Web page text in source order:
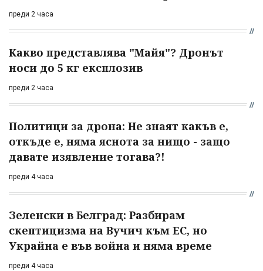
преди 2 часа
Какво представлява "Майя"? Дронът
носи до 5 кг експлозив
преди 2 часа
Политици за дрона: Не знаят какъв е,
откъде е, няма яснота за нищо - защо
давате изявление тогава?!
преди 4 часа
Зеленски в Белград: Разбирам
скептицизма на Вучич към ЕС, но
Украйна е във война и няма време
преди 4 часа